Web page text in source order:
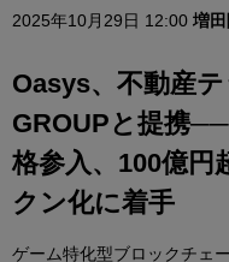
2025年10月29日 12:00 増
Oasys、不動産
GROUPと提携
格参入、100億円
クン化に着手
ゲーム特化型ブロックチェ